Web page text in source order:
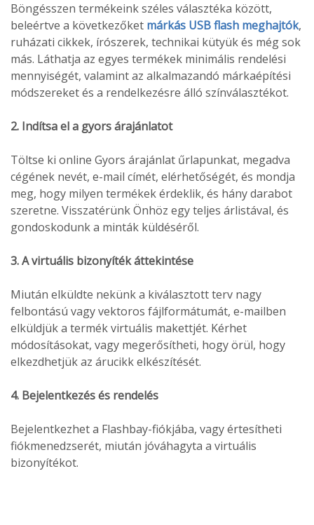
Böngésszen termékeink széles választéka között,
beleértve a következőket márkás USB flash meghajtók,
ruházati cikkek, írószerek, technikai kütyük és még sok
más. Láthatja az egyes termékek minimális rendelési
mennyiségét, valamint az alkalmazandó márkaépítési
módszereket és a rendelkezésre álló színválasztékot.
2. Indítsa el a gyors árajánlatot
Töltse ki online Gyors árajánlat űrlapunkat, megadva
cégének nevét, e-mail címét, elérhetőségét, és mondja
meg, hogy milyen termékek érdeklik, és hány darabot
szeretne. Visszatérünk Önhöz egy teljes árlistával, és
gondoskodunk a minták küldéséről.
3. A virtuális bizonyíték áttekintése
Miután elküldte nekünk a kiválasztott terv nagy
felbontású vagy vektoros fájlformátumát, e-mailben
elküldjük a termék virtuális makettjét. Kérhet
módosításokat, vagy megerősítheti, hogy örül, hogy
elkezdhetjük az árucikk elkészítését.
4. Bejelentkezés és rendelés
Bejelentkezhet a Flashbay-fiókjába, vagy értesítheti
fiókmenedzserét, miután jóváhagyta a virtuális
bizonyítékot.